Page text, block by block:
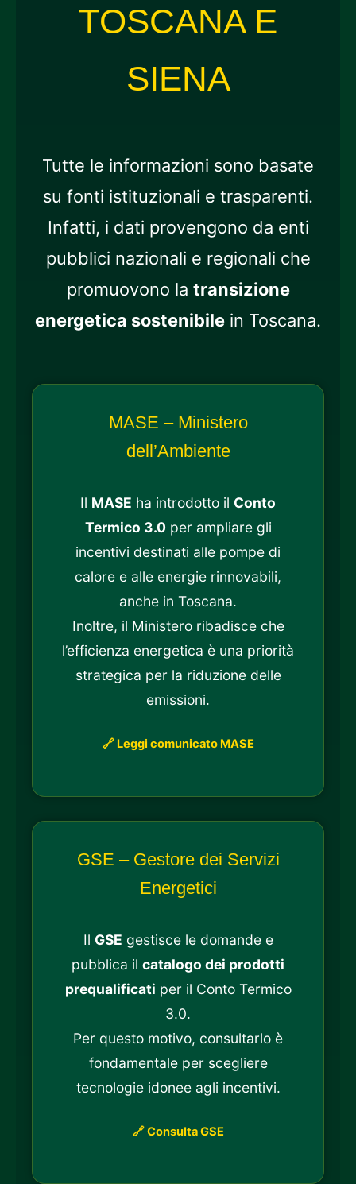
TOSCANA E
SIENA
Tutte le informazioni sono basate
su fonti istituzionali e trasparenti.
Infatti, i dati provengono da enti
pubblici nazionali e regionali che
promuovono la transizione
energetica sostenibile in Toscana.
MASE – Ministero
dell’Ambiente
Il MASE ha introdotto il Conto
Termico 3.0per ampliare gli
incentivi destinati alle pompe di
calore e alle energie rinnovabili,
anche in Toscana.
Inoltre, il Ministero ribadisce che
l’efficienza energetica è una priorità
strategica per la riduzione delle
emissioni.
🔗 Leggi comunicato MASE
GSE – Gestore dei Servizi
Energetici
Il GSE gestisce le domande e
pubblica il catalogo dei prodotti
prequalificati per il Conto Termico
3.0.
Per questo motivo, consultarlo è
fondamentale per scegliere
tecnologie idonee agli incentivi.
🔗 Consulta GSE